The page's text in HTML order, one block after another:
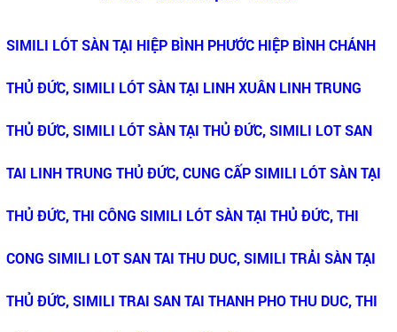
SIMILI LÓT SÀN TẠI HIỆP BÌNH PHƯỚC HIỆP BÌNH CHÁNH
THỦ ĐỨC, SIMILI LÓT SÀN TẠI LINH XUÂN LINH TRUNG
THỦ ĐỨC, SIMILI LÓT SÀN TẠI THỦ ĐỨC, SIMILI LOT SAN
TAI LINH TRUNG THỦ ĐỨC, CUNG CẤP SIMILI LÓT SÀN TẠI
THỦ ĐỨC, THI CÔNG SIMILI LÓT SÀN TẠI THỦ ĐỨC, THI
CONG SIMILI LOT SAN TAI THU DUC, SIMILI TRẢI SÀN TẠI
THỦ ĐỨC, SIMILI TRAI SAN TAI THANH PHO THU DUC, THI